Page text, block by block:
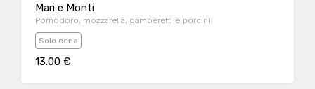
Mari e Monti
Pomodoro, mozzarella, gamberetti e porcini
Solo cena
13.00 €